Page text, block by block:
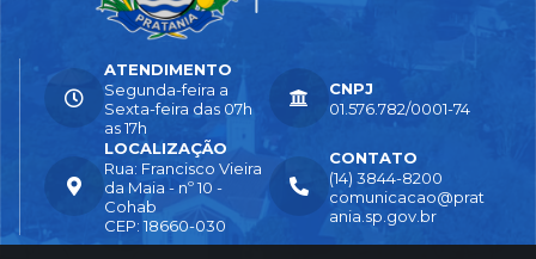
LOCALIZAÇÃO
Rua: Francisco Vieira
da Maia - nº 10 -
Cohab
CEP: 18660-030
CONTATO
(14) 3844-8200
comunicacao@prat
ania.sp.gov.br
ATENDIMENTO
Segunda-feira a
Sexta-feira das 07h
as 17h
CNPJ
01.576.782/0001-74